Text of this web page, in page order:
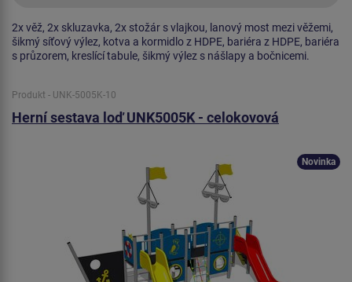
2x věž, 2x skluzavka, 2x stožár s vlajkou, lanový most mezi věžemi,
šikmý síťový výlez, kotva a kormidlo z HDPE, bariéra z HDPE, bariéra
s průzorem, kreslící tabule, šikmý výlez s nášlapy a bočnicemi.
Produkt - UNK-5005K-10
Herní sestava loď UNK5005K - celokovová
Novinka